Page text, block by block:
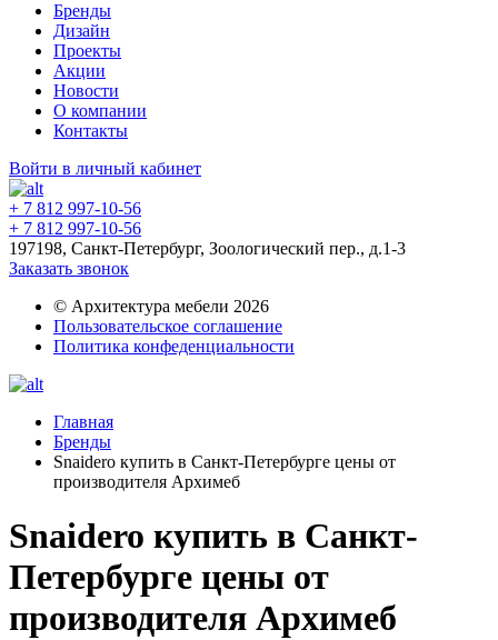
Бренды
Дизайн
Проекты
Акции
Новости
О компании
Контакты
Войти в личный кабинет
+ 7 812 997-10-56
+ 7 812 997-10-56
197198, Санкт-Петербург, Зоологический пер., д.1-3
Заказать звонок
© Архитектура мебели 2026
Пользовательское соглашение
Политика конфеденциальности
Главная
Бренды
Snaidero купить в Санкт-Петербурге цены от
производителя Архимеб
Snaidero купить в Санкт-
Петербурге цены от
производителя Архимеб